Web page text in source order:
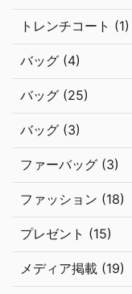
トレンチコート (1)
バッグ (4)
バッグ (25)
バッグ (3)
ファーバッグ (3)
ファッション (18)
プレゼント (15)
メディア掲載 (19)